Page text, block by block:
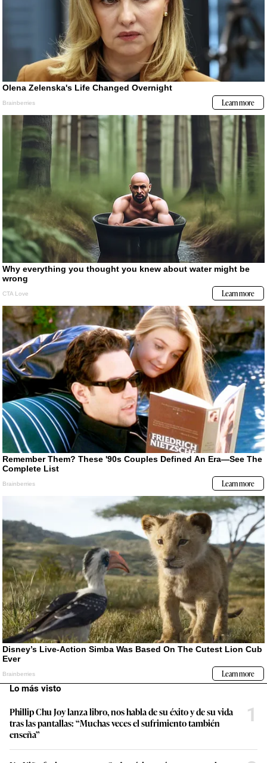
Lo más visto
Phillip Chu Joy lanza libro, nos habla de su éxito y de su vida
tras las pantallas: “Muchas veces el sufrimiento también
enseña”
1